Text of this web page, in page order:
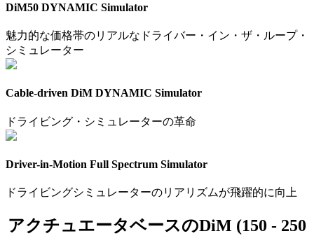
DiM50 DYNAMIC Simulator
魅力的な価格帯のリアルなドライバー・イン・ザ・ループ・
シミュレーター
Cable-driven DiM DYNAMIC Simulator
ドライビング・シミュレーターの革命
Driver-in-Motion Full Spectrum Simulator
ドライビングシミュレーターのリアリズムが飛躍的に向上
アクチュエータベースのDiM (150 - 250